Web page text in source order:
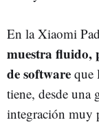
En la Xiaomi
muestra fluido,
de software que
tiene, desde una
integración muy